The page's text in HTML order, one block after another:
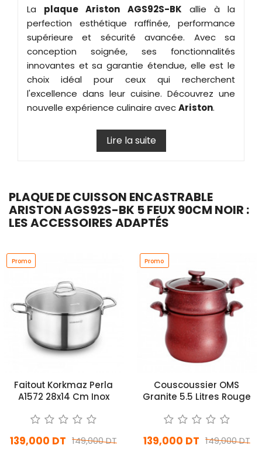
La plaque Ariston AGS92S-BK allie à la
perfection esthétique raffinée, performance
supérieure et sécurité avancée. Avec sa
conception soignée, ses fonctionnalités
innovantes et sa garantie étendue, elle est le
choix idéal pour ceux qui recherchent
l'excellence dans leur cuisine. Découvrez une
nouvelle expérience culinaire avecAriston.
Lire la suite
PLAQUE DE CUISSON ENCASTRABLE
ARISTON AGS92S-BK 5 FEUX 90CM NOIR :
LES ACCESSOIRES ADAPTÉS
Promo
Faitout Korkmaz Perla
A1572 28x14 Cm Inox
149,000 DT
139,000 DT
Promo
Couscoussier OMS
Granite 5.5 Litres Rouge
149,000 DT
139,000 DT